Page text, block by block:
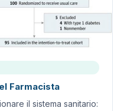
Farmacista
il sistema sanitario: